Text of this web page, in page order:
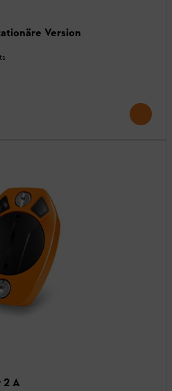
Version
2 A